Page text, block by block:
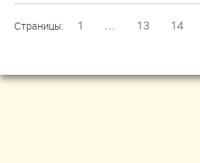
Страницы: 1 ... 13 14